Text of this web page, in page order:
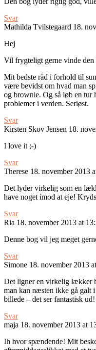
Svar
Mathilda Tvilstegaard 18.
Hej
Vil frygteligt gerne vinde
Mit bedste råd i forhold til
være bevidst om hvad man
og brownie. Og så løb en tur
problemer i verden. Seriøst.
Svar
Kirsten Skov Jensen 18.
I love it ;-)
Svar
Therese 18. november 2013
Det lyder virkelig som en
have noget imod at eje!
Svar
Ria 18. november 2013 at
Denne bog vil jeg meget
Svar
Simone 18. november 2013
Det ligner en virkelig lækker
man kan næsten ikke gå galt
billede – det ser fantastisk ud!
Svar
maja 18. november 2013 at
Ih hvor spændende! Mit